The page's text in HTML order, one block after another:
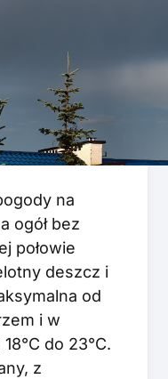
na
ogół bez
połowie
deszcz i
od
i w
do 23°C.
z